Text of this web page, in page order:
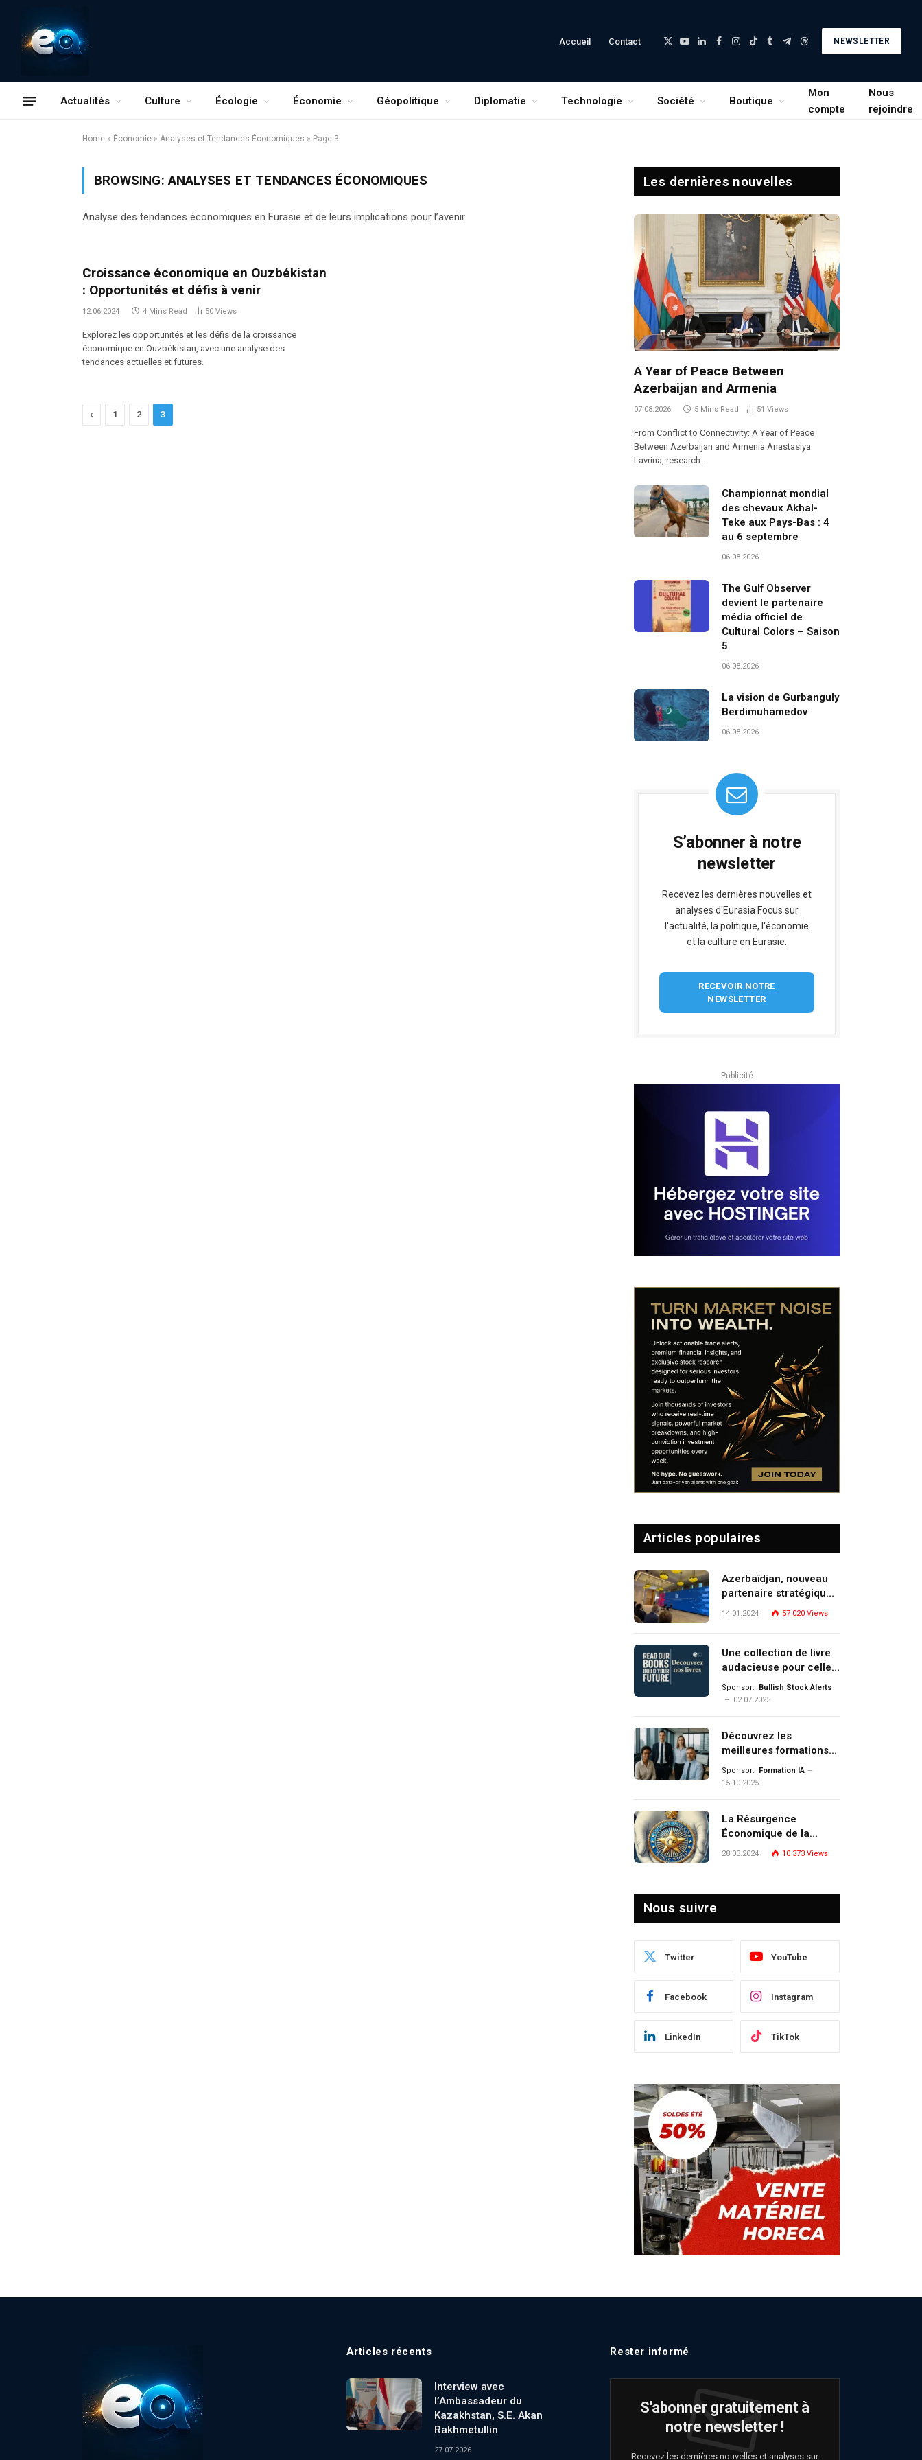
Accueil Contact
X
YouTube
LinkedInFacebook
Instagram
TikTokTumblrTelegramThreads
NEWSLETTER
Actualités Culture Écologie Économie Géopolitique Diplomatie Technologie Société Boutique
Mon
compte
Nous
rejoindre
Home » Économie » Analyses et Tendances Économiques » Page 3
BROWSING:ANALYSES ET TENDANCES ÉCONOMIQUES
Analyse des tendances économiques en Eurasie et de leurs implications pour l’avenir.
Croissance économique en Ouzbékistan
: Opportunités et défis à venir
12.06.2024 4 Mins Read 50 Views
Explorez les opportunités et les défis de la croissance
économique en Ouzbékistan, avec une analyse des
tendances actuelles et futures.
Previous
1 2 3
Les dernières nouvelles
A Year of Peace Between
Azerbaijan and Armenia
07.08.2026 5 Mins Read 51 Views
From Conflict to Connectivity: A Year of Peace
Between Azerbaijan and Armenia Anastasiya
Lavrina, research…
Championnat mondial
des chevaux Akhal-
Teke aux Pays-Bas : 4
au 6 septembre
06.08.2026
The Gulf Observer
devient le partenaire
média officiel de
Cultural Colors – Saison
5
06.08.2026
La vision de Gurbanguly
Berdimuhamedov
06.08.2026
S’abonner à notre
newsletter
Recevez les dernières nouvelles et
analyses d'Eurasia Focus sur
l'actualité, la politique, l'économie
et la culture en Eurasie.
RECEVOIR NOTRE
NEWSLETTER
Publicité
Articles populaires
Azerbaïdjan, nouveau
partenaire stratégique
de l’Union européenne
14.01.2024 57 020 Views
Une collection de livre
audacieuse pour celles
et ceux qui veulent
comprendre, investir et
Sponsor:
Bullish Stock Alerts
02.07.2025
Découvrez les
meilleures formations
Data, IA, automatisation
et investissement
écosystème d’experts
Sponsor:
Formation IA
15.10.2025
La Résurgence
Économique de la
Turquie : Naviguer dans
28.03.2024 10 373 Views
Nous suivre
Twitter YouTube
Facebook Instagram
LinkedIn TikTok
Articles récents
Interview avec
l’Ambassadeur du
Kazakhstan, S.E. Akan
Rakhmetullin
27.07.2026
Rester informé
S'abonner gratuitement à
notre newsletter !
Recevez les dernières nouvelles et analyses sur